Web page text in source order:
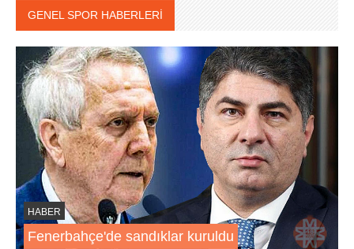
GENEL SPOR HABERLERİ
HABER
Fenerbahçe'de sandıklar kuruldu